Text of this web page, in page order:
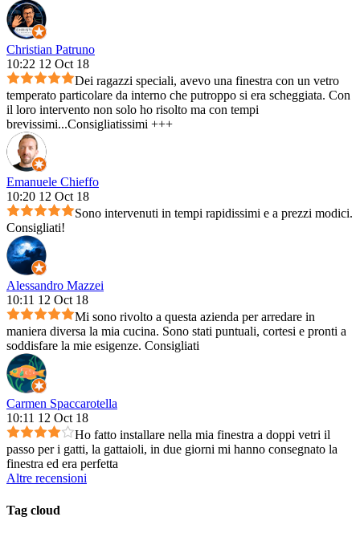
Christian Patruno
10:22 12 Oct 18
Dei ragazzi speciali, avevo una finestra con un vetro
temperato particolare da interno che putroppo si era scheggiata. Con
il loro intervento non solo ho risolto ma con tempi
brevissimi...Consigliatissimi +++
Emanuele Chieffo
10:20 12 Oct 18
Sono intervenuti in tempi rapidissimi e a prezzi modici.
Consigliati!
Alessandro Mazzei
10:11 12 Oct 18
Mi sono rivolto a questa azienda per arredare in
maniera diversa la mia cucina. Sono stati puntuali, cortesi e pronti a
soddisfare la mie esigenze. Consigliati
Carmen Spaccarotella
10:11 12 Oct 18
Ho fatto installare nella mia finestra a doppi vetri il
passo per i gatti, la gattaioli, in due giorni mi hanno consegnato la
finestra ed era perfetta
Altre recensioni
Tag cloud